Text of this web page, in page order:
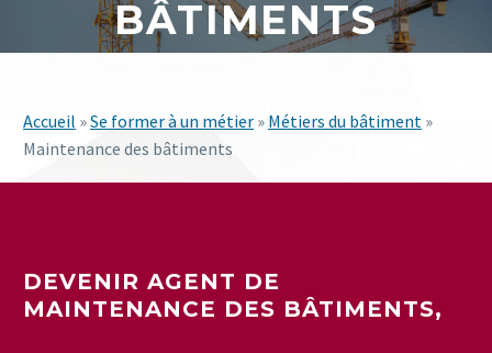
BÂTIMENTS
Accueil »Se former à un métier » Métiers du bâtiment »
Maintenance des bâtiments
DEVENIR AGENT DE
MAINTENANCE DES BÂTIMENTS,